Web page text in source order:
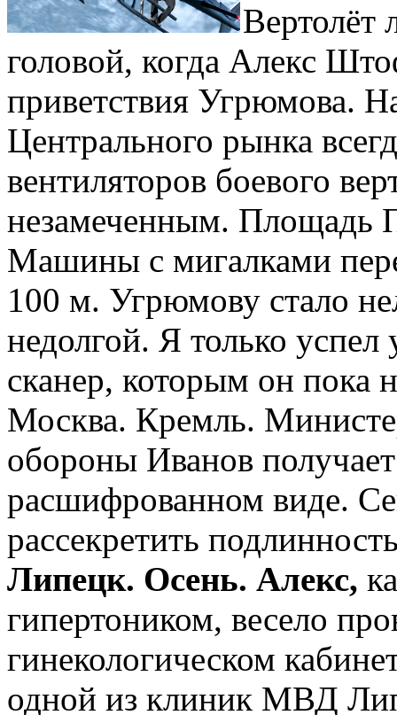
Вертолёт
головой, когда Алекс
приветствия Угрюмова.
Центрального рынка
вентиляторов боевого
незамеченным. Площадь
Машины с мигалками
100 м. Угрюмову стало
недолгой. Я только успел
сканер, которым он пока
Москва. Кремль.
обороны Иванов
расшифрованном виде.
рассекретить
Липецк. Осень. Алекс,
гипертоником, весело
гинекологическом
одной из клиник МВД